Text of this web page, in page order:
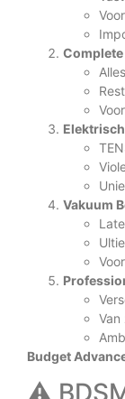
Vakuum
Budget
⚠️